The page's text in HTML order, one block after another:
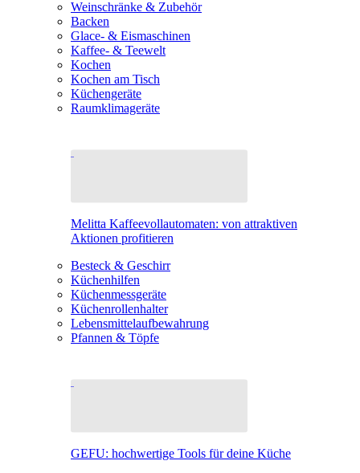
Weinschränke & Zubehör
Backen
Glace- & Eismaschinen
Kaffee- & Teewelt
Kochen
Kochen am Tisch
Küchengeräte
Raumklimageräte
Melitta Kaffeevollautomaten: von attraktiven
Aktionen profitieren
Besteck & Geschirr
Küchenhilfen
Küchenmessgeräte
Küchenrollenhalter
Lebensmittelaufbewahrung
Pfannen & Töpfe
GEFU: hochwertige Tools für deine Küche